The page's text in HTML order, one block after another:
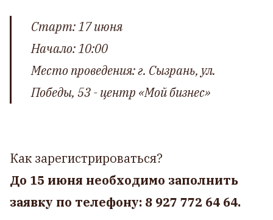
Старт: 17 июня
Начало: 10:00
Место проведения: г. Сызрань, ул.
Победы, 53 - центр «Мой бизнес»
Как зарегистрироваться?
До 15 июня необходимо заполнить
заявку по телефону: 8 927 772 64 64.